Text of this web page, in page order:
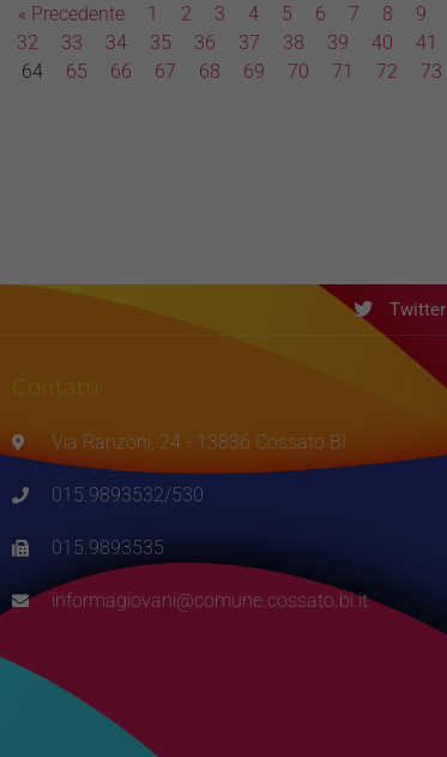
« Precedente 1 2 3 4 5 6 7 8 9
32
33 34 35 36 37 38 39 40 41
64
65 66 67 68 69 70 71 72 73
Twitter
Contatti
Via Ranzoni, 24 - 13836 Cossato BI
015.9893532/530
015.9893535
informagiovani@comune.cossato.bi.it